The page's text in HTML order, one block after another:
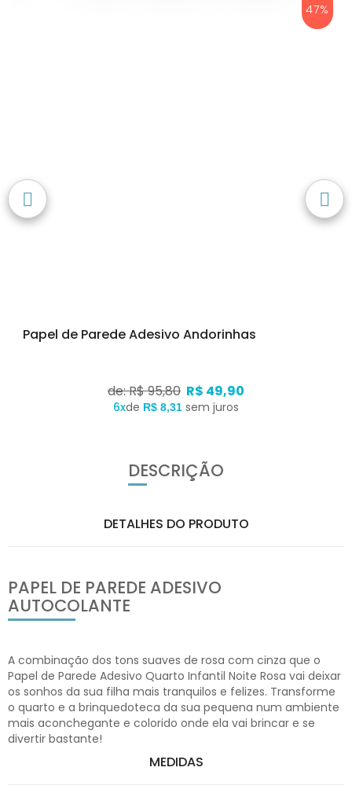
47%
Papel de Parede Adesivo Andorinhas
de: R$ 95,80 R$ 49,90
6xde R$ 8,31 sem juros
DESCRIÇÃO
DETALHES DO PRODUTO
PAPEL DE PAREDE ADESIVO
AUTOCOLANTE
A combinação dos tons suaves de rosa com cinza que o
Papel de Parede Adesivo Quarto Infantil Noite Rosa vai deixar
os sonhos da sua filha mais tranquilos e felizes. Transforme
o quarto e a brinquedoteca da sua pequena num ambiente
mais aconchegante e colorido onde ela vai brincar e se
divertir bastante!
MEDIDAS